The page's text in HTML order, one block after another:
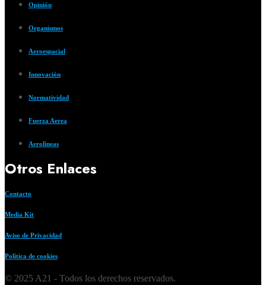
Opinión
Organismos
Aeroespacial
Innovación
Normatividad
Fuerza Aerea
Aerolíneas
Otros Enlaces
Contacto
Media Kit
Aviso de Privacidad
Política de cookies
© 2025 A21 - Todos los derechos reservados.